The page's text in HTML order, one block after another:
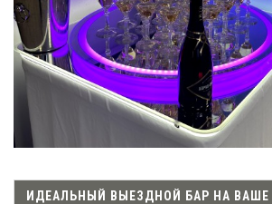
ИДЕАЛЬНЫЙ ВЫЕЗДНОЙ БАР НА ВАШЕ